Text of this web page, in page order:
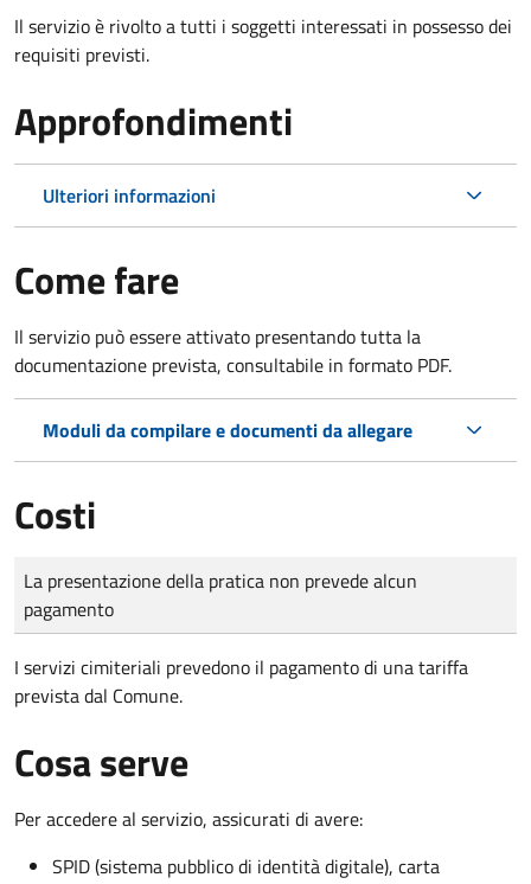
Il servizio è rivolto a tutti i soggetti interessati in possesso dei
requisiti previsti.
Approfondimenti
Ulteriori informazioni
Come fare
Il servizio può essere attivato presentando tutta la
documentazione prevista, consultabile in formato PDF.
Moduli da compilare e documenti da allegare
Costi
Tipo di pagamento
Importo
La presentazione della pratica non prevede alcun
pagamento
I servizi cimiteriali prevedono il pagamento di una tariffa
prevista dal Comune.
Cosa serve
Per accedere al servizio, assicurati di avere:
SPID (sistema pubblico di identità digitale), carta